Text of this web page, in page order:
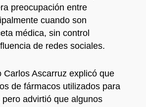
preocupación entre
cuando son
médica, sin control
de redes sociales.
Carlos Ascarruz explicó que
de fármacos utilizados para
advirtió que algunos